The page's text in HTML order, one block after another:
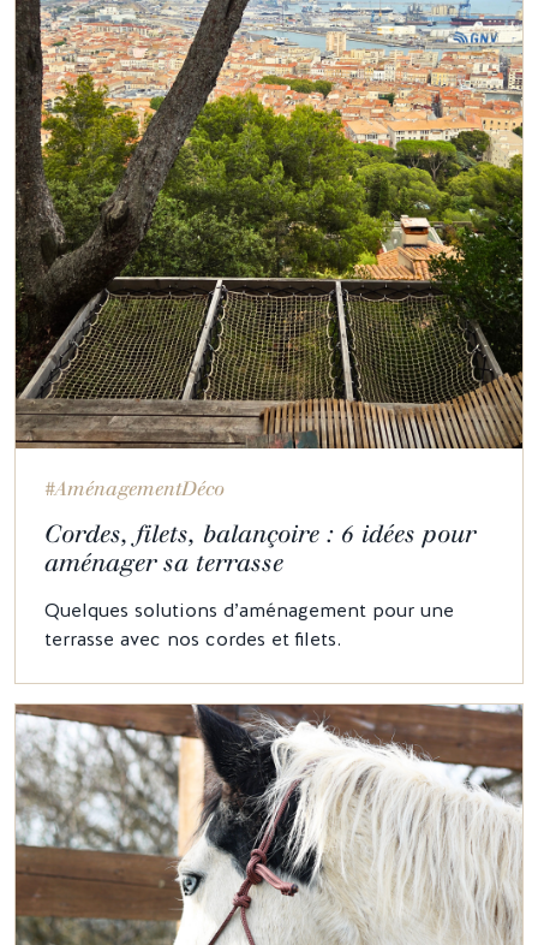
#AménagementDéco
Cordes, filets, balançoire : 6 idées pour
aménager sa terrasse
Quelques solutions d’aménagement pour une
terrasse avec nos cordes et filets.